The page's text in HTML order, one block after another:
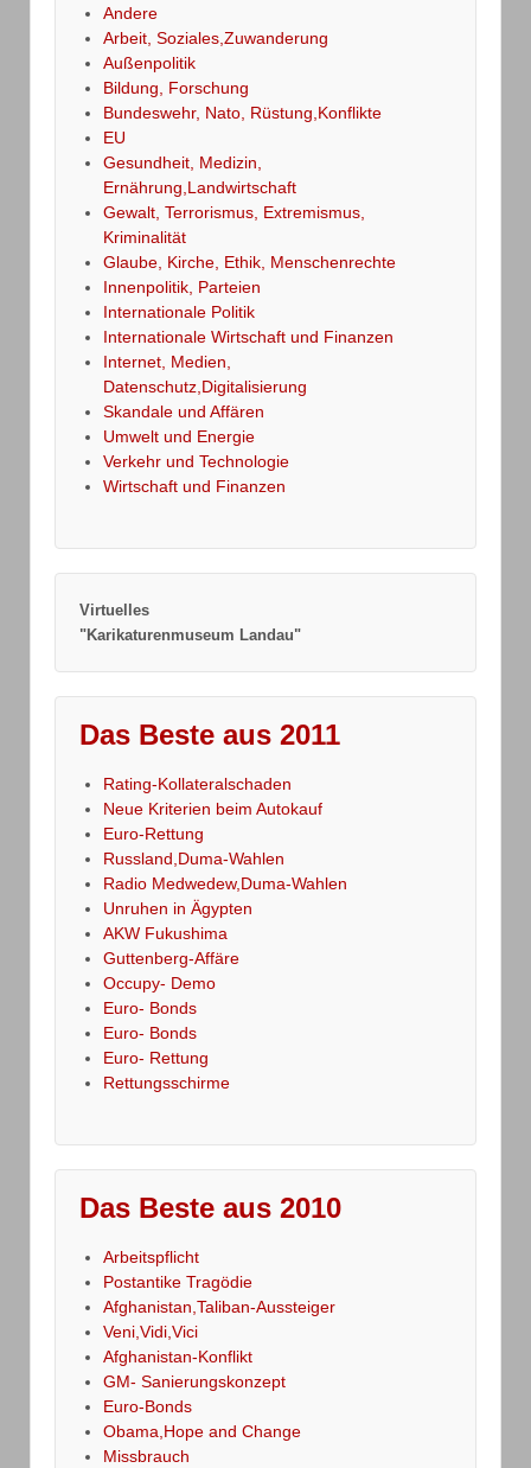
Andere
Arbeit, Soziales,Zuwanderung
Außenpolitik
Bildung, Forschung
Bundeswehr, Nato, Rüstung,Konflikte
EU
Gesundheit, Medizin,
Ernährung,Landwirtschaft
Gewalt, Terrorismus, Extremismus,
Kriminalität
Glaube, Kirche, Ethik, Menschenrechte
Innenpolitik, Parteien
Internationale Politik
Internationale Wirtschaft und Finanzen
Internet, Medien,
Datenschutz,Digitalisierung
Skandale und Affären
Umwelt und Energie
Verkehr und Technologie
Wirtschaft und Finanzen
Virtuelles
"Karikaturenmuseum Landau"
Das Beste aus 2011
Rating-Kollateralschaden
Neue Kriterien beim Autokauf
Euro-Rettung
Russland,Duma-Wahlen
Radio Medwedew,Duma-Wahlen
Unruhen in Ägypten
AKW Fukushima
Guttenberg-Affäre
Occupy- Demo
Euro- Bonds
Euro- Bonds
Euro- Rettung
Rettungsschirme
Das Beste aus 2010
Arbeitspflicht
Postantike Tragödie
Afghanistan,Taliban-Aussteiger
Veni,Vidi,Vici
Afghanistan-Konflikt
GM- Sanierungskonzept
Euro-Bonds
Obama,Hope and Change
Missbrauch